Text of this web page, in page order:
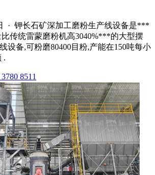
· 钾长石矿深加工磨粉生产线设备是***
传统雷蒙磨粉机高3040%***的大型摆
设备,可粉磨80400目粉,产能在150吨每小
.
8511